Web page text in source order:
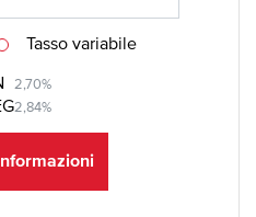
2,70%
2,84%
Tasso variabile